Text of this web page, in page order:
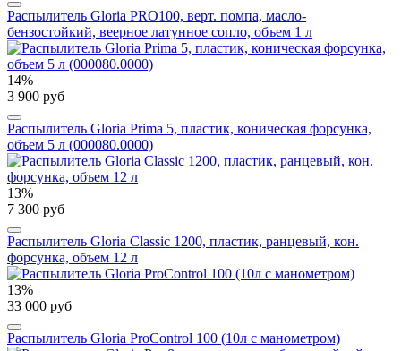
Распылитель Gloria PRO100, верт. помпа, масло-
бензостойкий, веерное латунное сопло, объем 1 л
14%
3 900 руб
Распылитель Gloria Prima 5, пластик, коническая форсунка,
объем 5 л (000080.0000)
13%
7 300 руб
Распылитель Gloria Classic 1200, пластик, ранцевый, кон.
форсунка, объем 12 л
13%
33 000 руб
Распылитель Gloria ProControl 100 (10л с манометром)